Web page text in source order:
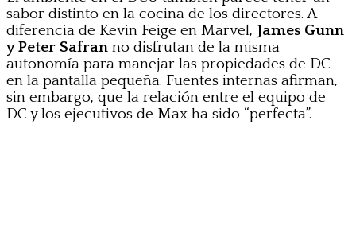
sabor distinto en la cocina de los directores. A
diferencia de Kevin Feige en Marvel, James Gunn
y Peter Safran no disfrutan de la misma
autonomía para manejar las propiedades de DC
en la pantalla pequeña. Fuentes internas afirman,
sin embargo, que la relación entre el equipo de
DC y los ejecutivos de Max ha sido “perfecta”.